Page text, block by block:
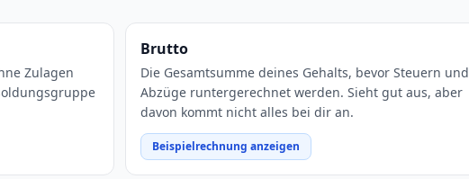
Zulagen
Brutto
Die Gesamtsumme deines Gehalts, bevor Steuern und
Abzüge runtergerechnet werden. Sieht gut aus, aber
davon kommt nicht alles bei dir an.
Beispielrechnung anzeigen